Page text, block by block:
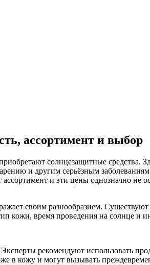
ассортимент и выбор
солнцезащитные средства.
и другим серьёзным
ассортимент и эти цены однозначно не
своим разнообразием.
кожи, время проведения на солнце и
рекомендуют использовать
в кожу и могут вызывать